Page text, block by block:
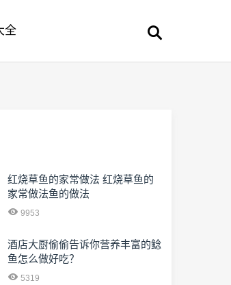
全
红烧草鱼的家常做法 红烧草鱼的
家常做法鱼的做法
9953
酒店大厨偷偷告诉你营养丰富的鲶
鱼怎么做好吃？
5319